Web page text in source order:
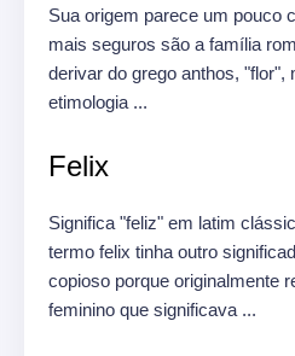
Sua origem parece um pouco
mais seguros são a família
derivar do grego anthos,
etimologia ...
Felix
Significa "feliz" em latim
termo felix tinha outro
copioso porque originalmente
feminino que significava ...